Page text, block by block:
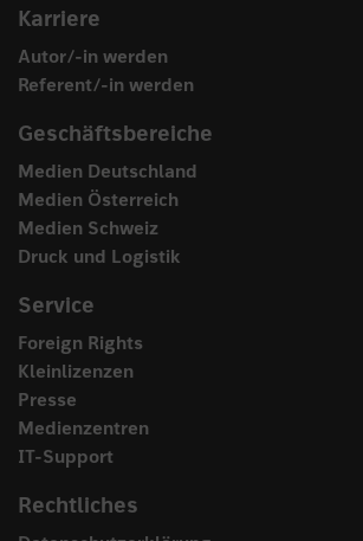
Karriere
Autor/-in werden
Referent/-in werden
Geschäftsbereiche
Medien Deutschland
Medien Österreich
Medien Schweiz
Druck und Logistik
Service
Foreign Rights
Kleinlizenzen
Presse
Medienzentren
IT-Support
Rechtliches